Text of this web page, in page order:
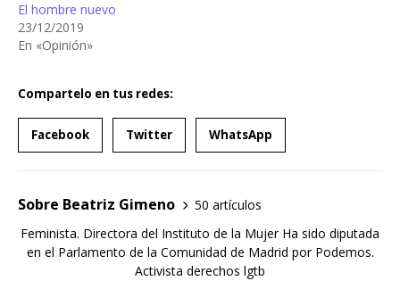
El hombre nuevo
23/12/2019
En «Opinión»
Compartelo en tus redes:
Facebook Twitter WhatsApp
Sobre Beatriz Gimeno
50 artículos
Feminista. Directora del Instituto de la Mujer Ha sido diputada
en el Parlamento de la Comunidad de Madrid por Podemos.
Activista derechos lgtb